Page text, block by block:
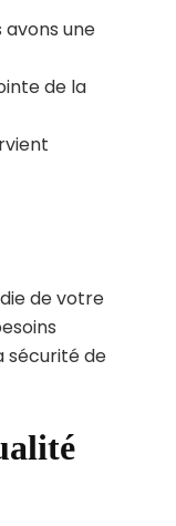
une
de la
de votre
sécurité de